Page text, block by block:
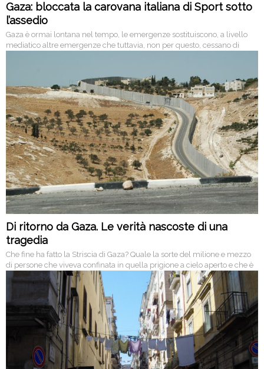
Gaza: bloccata la carovana italiana di Sport sotto
l’assedio
Gaza è ormai lontana nel tempo, le emergenze sostituiscono, a livello
mediatico altre emergenze che tuttavia, non per questo, cessano di
Di ritorno da Gaza. Le verità nascoste di una
tragedia
Che fine ha fatto la Striscia di Gaza? Quale la sorte del milione e mezzo
di persone che viveva confinata in quella prigione a cielo aperto e che è
stata vittima di 22 giorni di follia omicida?